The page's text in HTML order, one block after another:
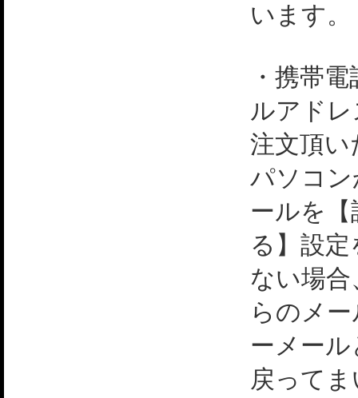
います。
・携帯
ルアド
注文頂い
パソコ
ールを【
る】設
ない場
らのメ
ーメー
戻って